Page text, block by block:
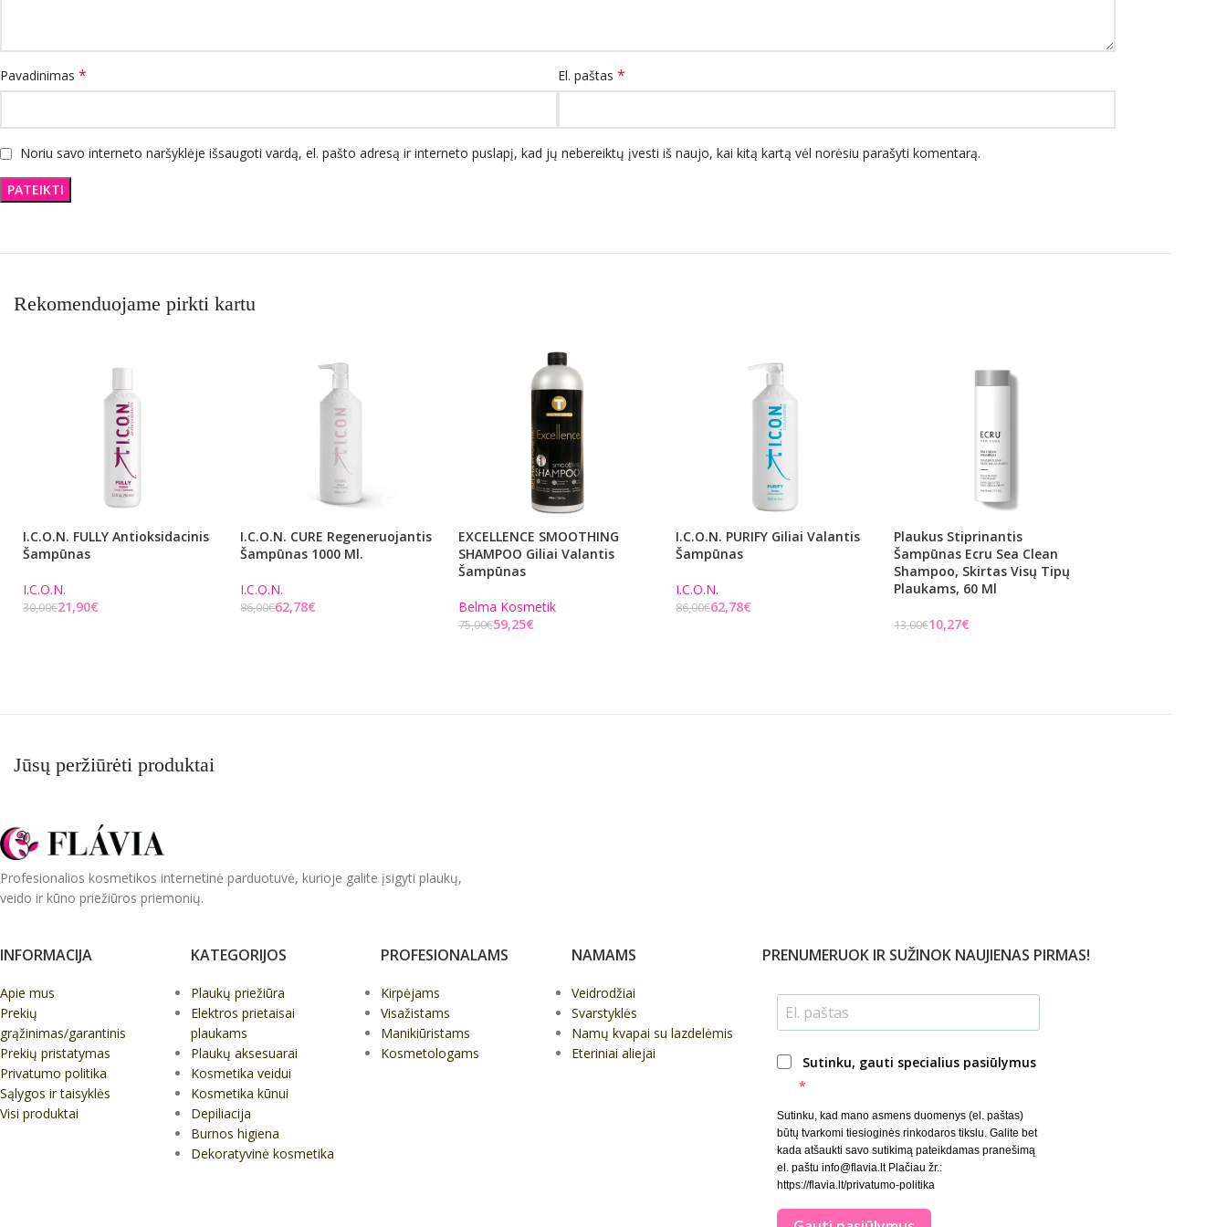
Pavadinimas * El. paštas *
Noriu savo interneto naršyklėje išsaugoti vardą, el. pašto adresą ir interneto puslapį, kad jų nebereiktų įvesti iš naujo, kai kitą kartą vėl norėsiu parašyti komentarą.
Rekomenduojame pirkti kartu
I.C.O.N. FULLY Antioksidacinis
Šampūnas
I.C.O.N.
30,00€21,90€
I.C.O.N. CURE Regeneruojantis
Šampūnas 1000 Ml.
I.C.O.N.
86,00€62,78€
EXCELLENCE SMOOTHING
SHAMPOO Giliai Valantis
Šampūnas
Belma Kosmetik
75,00€59,25€
I.C.O.N. PURIFY Giliai Valantis
Šampūnas
I.C.O.N.
86,00€62,78€
Plaukus Stiprinantis
Šampūnas Ecru Sea Clean
Shampoo, Skirtas Visų Tipų
Plaukams, 60 Ml
13,00€10,27€
Jūsų peržiūrėti produktai
Profesionalios kosmetikos internetinė parduotuvė, kurioje galite įsigyti plaukų,
veido ir kūno priežiūros priemonių.
INFORMACIJA
Apie mus
Prekių
grąžinimas/garantinis
Prekių pristatymas
Privatumo politika
Sąlygos ir taisyklės
Visi produktai
KATEGORIJOS
Plaukų priežiūra
Elektros prietaisai
plaukams
Plaukų aksesuarai
Kosmetika veidui
Kosmetika kūnui
Depiliacija
Burnos higiena
Dekoratyvinė kosmetika
PROFESIONALAMS
Kirpėjams
Visažistams
Manikiūristams
Kosmetologams
NAMAMS
Veidrodžiai
Svarstyklės
Namų kvapai su lazdelėmis
Eteriniai aliejai
PRENUMERUOK IR SUŽINOK NAUJIENAS PIRMAS!
Sutinku, gauti specialius pasiūlymus
Sutinku, kad mano asmens duomenys (el. paštas)
būtų tvarkomi tiesioginės rinkodaros tikslu. Galite bet
kada atšaukti savo sutikimą pateikdamas pranešimą
el. paštu info@flavia.lt Plačiau žr.:
https://flavia.lt/privatumo-politika